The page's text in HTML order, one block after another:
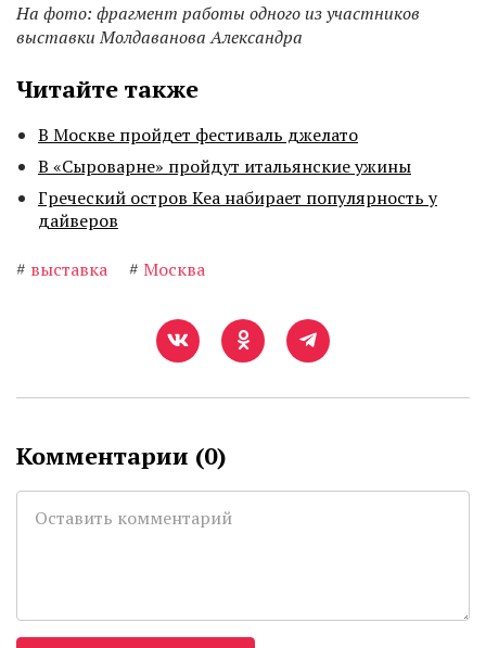
На фото: фрагмент работы одного из участников
выставки Молдаванова Александра
Читайте также
В Москве пройдет фестиваль джелато
В «Сыроварне» пройдут итальянские ужины
Греческий остров Кеа набирает популярность у
дайверов
# выставка # Москва
Комментарии (0)